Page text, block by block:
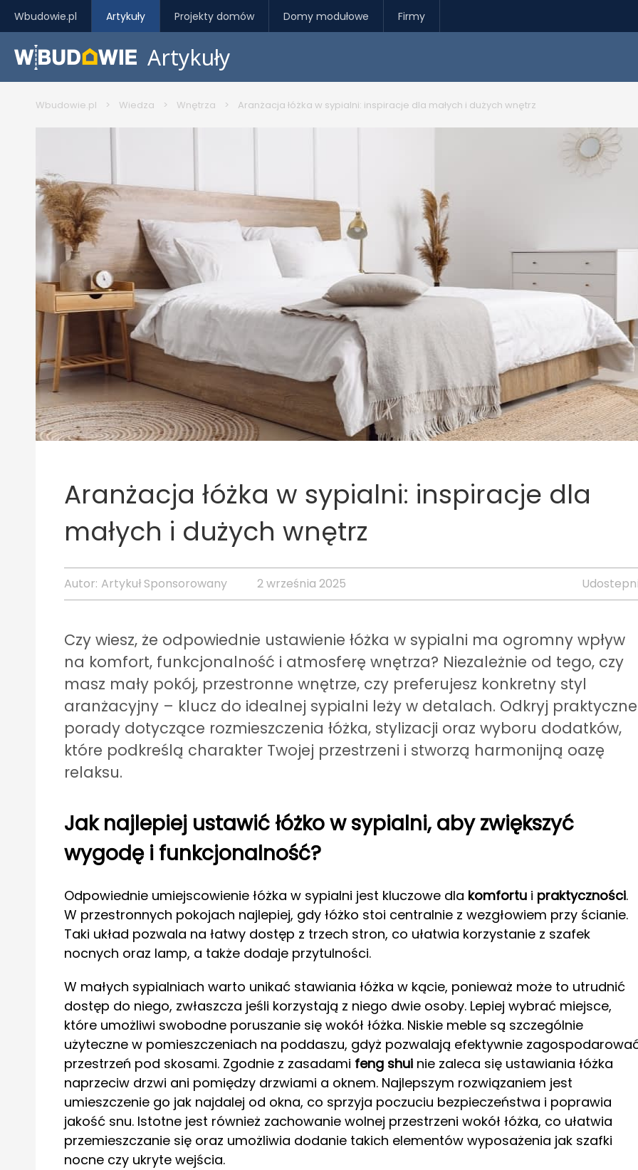
Wbudowie.pl Artykuły Projekty domów Domy modułowe Firmy
Artykuły
Wbudowie.pl > Wiedza > Wnętrza > Aranżacja łóżka w sypialni: inspiracje dla małych i dużych wnętrz
Aranżacja łóżka w sypialni: inspiracje dla
małych i dużych wnętrz
Autor: Artykuł Sponsorowany 2 września 2025
Czy wiesz, że odpowiednie ustawienie łóżka w sypialni ma ogromny wpływ
na komfort, funkcjonalność i atmosferę wnętrza? Niezależnie od tego, czy
masz mały pokój, przestronne wnętrze, czy preferujesz konkretny styl
aranżacyjny – klucz do idealnej sypialni leży w detalach. Odkryj praktyczne
porady dotyczące rozmieszczenia łóżka, stylizacji oraz wyboru dodatków,
które podkreślą charakter Twojej przestrzeni i stworzą harmonijną oazę
relaksu.
Jak najlepiej ustawić łóżko w sypialni, aby zwiększyć
wygodę i funkcjonalność?
Odpowiednie umiejscowienie łóżka w sypialni jest kluczowe dla komfortu i praktyczności.
W przestronnych pokojach najlepiej, gdy łóżko stoi centralnie z wezgłowiem przy ścianie.
Taki układ pozwala na łatwy dostęp z trzech stron, co ułatwia korzystanie z szafek
nocnych oraz lamp, a także dodaje przytulności.
W małych sypialniach warto unikać stawiania łóżka w kącie, ponieważ może to utrudnić
dostęp do niego, zwłaszcza jeśli korzystają z niego dwie osoby. Lepiej wybrać miejsce,
które umożliwi swobodne poruszanie się wokół łóżka. Niskie meble są szczególnie
użyteczne w pomieszczeniach na poddaszu, gdyż pozwalają efektywnie
przestrzeń pod skosami. Zgodnie z zasadami feng shui nie zaleca się ustawiania łóżka
naprzeciw drzwi ani pomiędzy drzwiami a oknem. Najlepszym rozwiązaniem jest
umieszczenie go jak najdalej od okna, co sprzyja poczuciu bezpieczeństwa i poprawia
jakość snu. Istotne jest również zachowanie wolnej przestrzeni wokół łóżka, co ułatwia
przemieszczanie się oraz umożliwia dodanie takich elementów wyposażenia jak szafki
nocne czy ukryte wejścia.